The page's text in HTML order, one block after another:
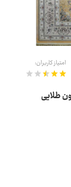
امتیاز کاربران: